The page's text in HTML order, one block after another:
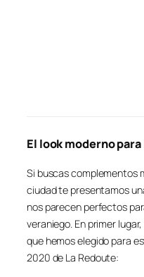
El look moderno para
Si buscas complementos
ciudad te presentamos
nos parecen perfectos
veraniego. En primer
que hemos elegido para
2020 de La Redoute: